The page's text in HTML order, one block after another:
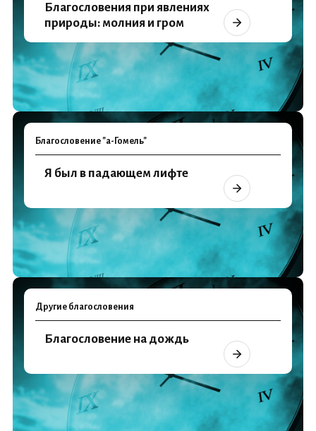
Благословения при явлениях
природы: молния и гром
Благословение "а-Гомель"
Я был в падающем лифте
Другие благословения
Благословение на дождь